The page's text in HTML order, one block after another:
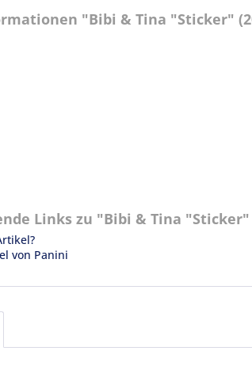
"Bibi & Tina "Sticker"
Links zu "Bibi & Tina "Sticker"
von Panini